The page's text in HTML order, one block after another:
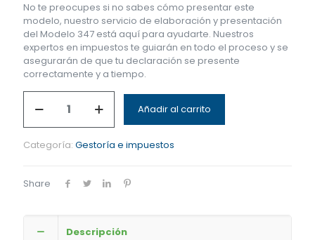
No te preocupes si no sabes cómo presentar este
modelo, nuestro servicio de elaboración y presentación
del Modelo 347 está aquí para ayudarte. Nuestros
expertos en impuestos te guiarán en todo el proceso y se
asegurarán de que tu declaración se presente
correctamente y a tiempo.
Añadir al carrito
Categoría: Gestoría e impuestos
Share
Descripción